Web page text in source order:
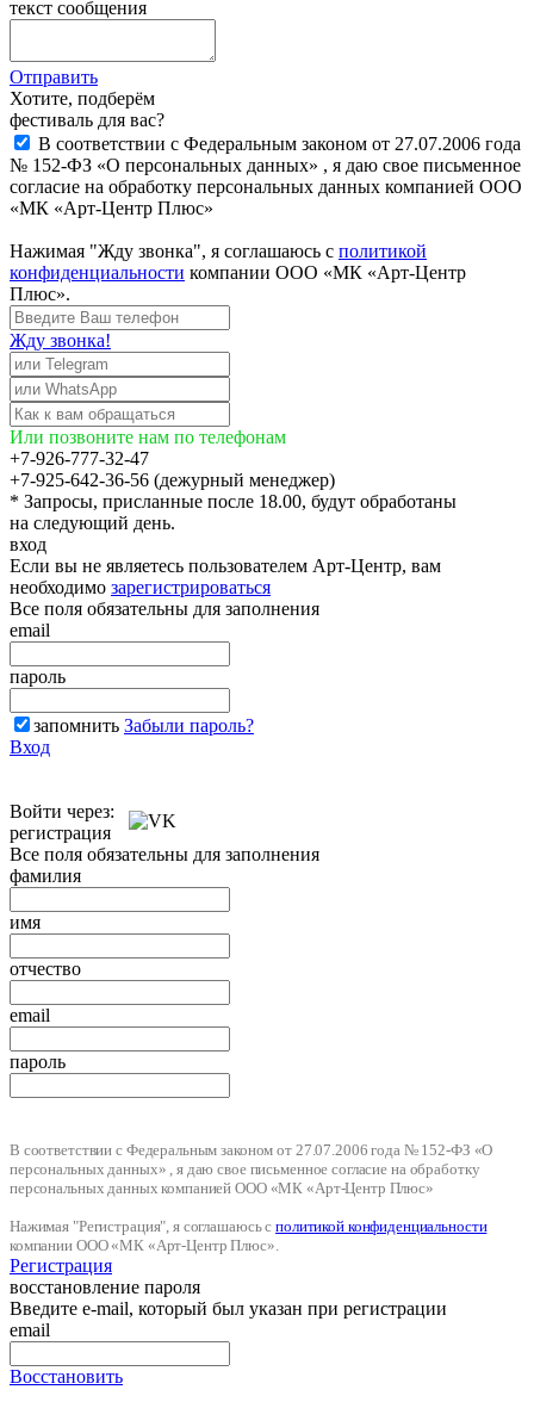
текст сообщения
Отправить
Хотите, подберём
фестиваль для вас?
В соответствии с Федеральным законом от 27.07.2006 года
№ 152-ФЗ «О персональных данных» , я даю свое письменное
согласие на обработку персональных данных компанией ООО
«МК «Арт-Центр Плюс»
Нажимая "Жду звонка", я соглашаюсь с политикой
конфиденциальности компании ООО «МК «Арт-Центр
Плюс».
Жду звонка!
Или позвоните нам по телефонам
+7-926-777-32-47
+7-925-642-36-56 (дежурный менеджер)
* Запросы, присланные после 18.00, будут обработаны
на следующий день.
вход
Если вы не являетесь пользователем Арт-Центр, вам
необходимо зарегистрироваться
Все поля обязательны для заполнения
email
пароль
запомнить Забыли пароль?
Вход
Войти через:
регистрация
Все поля обязательны для заполнения
фамилия
имя
отчество
email
пароль
В соответствии с Федеральным законом от 27.07.2006 года № 152-ФЗ «О
персональных данных» , я даю свое письменное согласие на обработку
персональных данных компанией ООО «МК «Арт-Центр Плюс»
Нажимая "Регистрация", я соглашаюсь сполитикой конфиденциальности
компании ООО «МК «Арт-Центр Плюс».
Регистрация
восстановление пароля
Введите e-mail, который был указан при регистрации
email
Восстановить